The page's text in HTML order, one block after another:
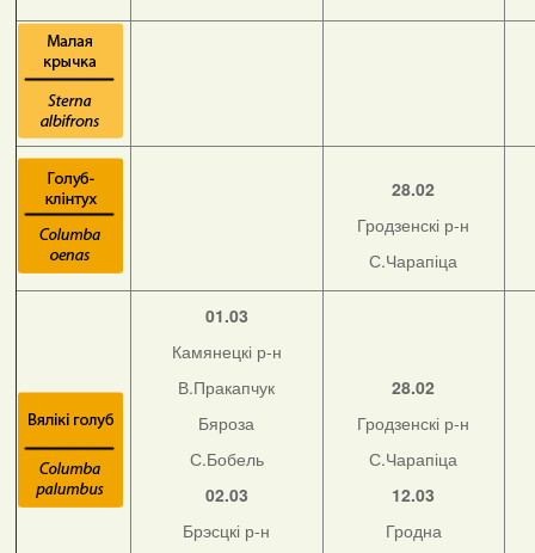
28.02
Гродзенскі р-н
С.Чарапіца
01.03
Камянецкі р-н
В.Пракапчук
Бяроза
С.Бобель
02.03
Брэсцкі р-н
28.02
Гродзенскі р-н
С.Чарапіца
12.03
Гродна